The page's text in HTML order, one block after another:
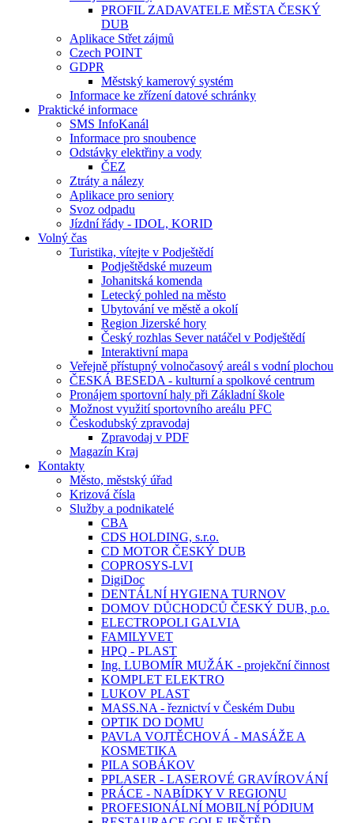
PROFIL ZADAVATELE MĚSTA ČESKÝ
DUB
Aplikace Střet zájmů
Czech POINT
GDPR
Městský kamerový systém
Informace ke zřízení datové schránky
Praktické informace
SMS InfoKanál
Informace pro snoubence
Odstávky elektřiny a vody
ČEZ
Ztráty a nálezy
Aplikace pro seniory
Svoz odpadu
Jízdní řády - IDOL, KORID
Volný čas
Turistika, vítejte v Podještědí
Podještědské muzeum
Johanitská komenda
Letecký pohled na město
Ubytování ve městě a okolí
Region Jizerské hory
Český rozhlas Sever natáčel v Podještědí
Interaktivní mapa
Veřejně přístupný volnočasový areál s vodní plochou
ČESKÁ BESEDA - kulturní a spolkové centrum
Pronájem sportovní haly při Základní škole
Možnost využití sportovního areálu PFC
Českodubský zpravodaj
Zpravodaj v PDF
Magazín Kraj
Kontakty
Město, městský úřad
Krizová čísla
Služby a podnikatelé
CBA
CDS HOLDING, s.r.o.
CD MOTOR ČESKÝ DUB
COPROSYS-LVI
DigiDoc
DENTÁLNÍ HYGIENA TURNOV
DOMOV DŮCHODCŮ ČESKÝ DUB, p.o.
ELECTROPOLI GALVIA
FAMILYVET
HPQ - PLAST
Ing. LUBOMÍR MUŽÁK - projekční činnost
KOMPLET ELEKTRO
LUKOV PLAST
MASS.NA - řeznictví v Českém Dubu
OPTIK DO DOMU
PAVLA VOJTĚCHOVÁ - MASÁŽE A
KOSMETIKA
PILA SOBÁKOV
PPLASER - LASEROVÉ GRAVÍROVÁNÍ
PRÁCE - NABÍDKY V REGIONU
PROFESIONÁLNÍ MOBILNÍ PÓDIUM